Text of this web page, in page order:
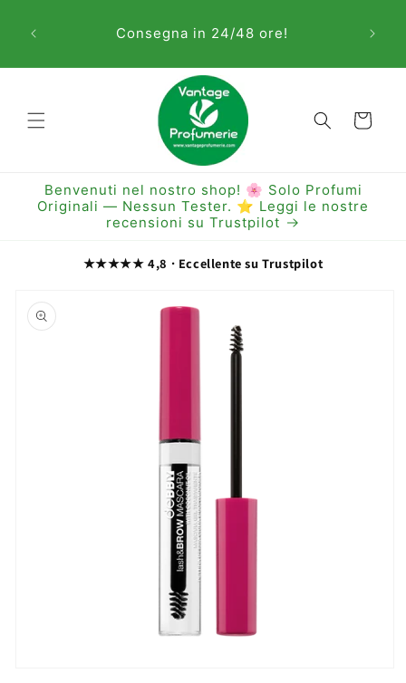
ai contenuti
Consegna in 24/48 ore!
Carrello
Benvenuti nel nostro shop! 🌸 Solo Profumi
Originali — Nessun Tester. ⭐ Leggi le nostre
recensioni su Trustpilot
★★★★★ 4,8 · Eccellente su Trustpilot
informazioni
sul prodotto